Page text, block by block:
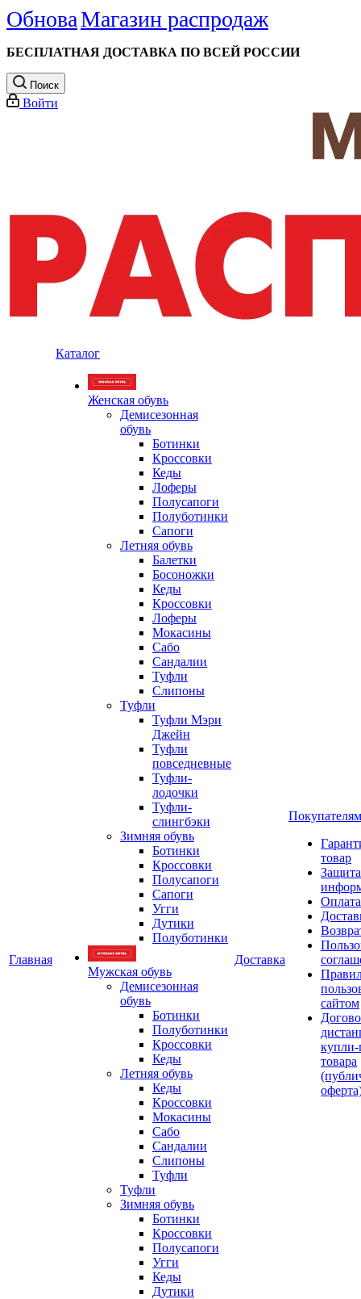
ОбноваМагазин распродаж
БЕСПЛАТНАЯ ДОСТАВКА ПО ВСЕЙ РОССИИ
Поиск
Войти
Главная
Каталог
Женская обувь
Демисезонная
обувь
Ботинки
Кроссовки
Кеды
Лоферы
Полусапоги
Полуботинки
Сапоги
Летняя обувь
Балетки
Босоножки
Кеды
Кроссовки
Лоферы
Мокасины
Сабо
Сандалии
Туфли
Слипоны
Туфли
Туфли Мэри
Джейн
Туфли
повседневные
Туфли-
лодочки
Туфли-
слингбэки
Зимняя обувь
Ботинки
Кроссовки
Полусапоги
Сапоги
Угги
Дутики
Полуботинки
Мужская обувь
Демисезонная
обувь
Ботинки
Полуботинки
Кроссовки
Кеды
Летняя обувь
Кеды
Кроссовки
Мокасины
Сабо
Сандалии
Слипоны
Туфли
Туфли
Зимняя обувь
Ботинки
Кроссовки
Полусапоги
Угги
Кеды
Дутики
Доставка
Покупателям
товар
Защита
Оплата
сайтом
товара